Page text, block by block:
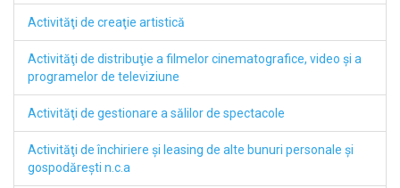
Activităţi de creaţie artistică
Activităţi de distribuţie a filmelor cinematografice, video şi a
programelor de televiziune
Activităţi de gestionare a sălilor de spectacole
Activităţi de închiriere şi leasing de alte bunuri personale şi
gospodăreşti n.c.a